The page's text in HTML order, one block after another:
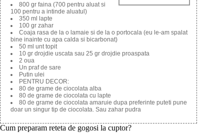
800 gr faina (700 pentru aluat si
100 pentru a intinde aluatul)
350 ml lapte
100 gr zahar
Coaja rasa de la o lamaie si de la o portocala (eu le-am spalat
bine inainte cu apa calda si bicarbonat)
50 ml unt topit
10 gr drojdie uscata sau 25 gr drojdie proaspata
2 oua
Un praf de sare
Putin ulei
PENTRU DECOR:
80 de grame de ciocolata alba
80 de grame de ciocolata cu lapte
80 de grame de ciocolata amaruie dupa preferinte puteti pune
doar un singur tip de ciocolata. Sau zahar pudra
Cum preparam reteta de gogosi la cuptor?